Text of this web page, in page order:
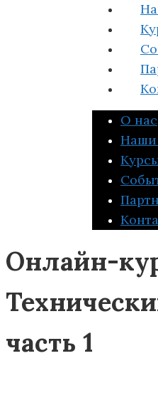
О нас
Наши
Онлайн-
часть 1